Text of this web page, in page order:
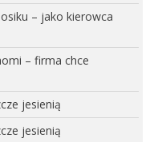
– jako kierowca
– firma chce
jesienią
jesienią